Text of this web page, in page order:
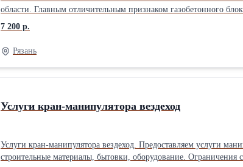
области. Главным отличительным признаком газобетонного
плотностью D350 и D300 соответствуют теплопроводность
теплопроводность обычного газосиликатного блока
индивидуального жилого строительства, так и для
тепла внутри здания.
7 200 р.
Рязань
Услуги кран-манипулятора вездеход
Услуги кран-манипулятора вездеход. Предоставляем услуги
строительные материалы, бытовки, оборудование.